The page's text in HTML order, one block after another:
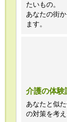
たいもの。
あなたの街
ます。
介護の体験
あなたと似
の対策を考